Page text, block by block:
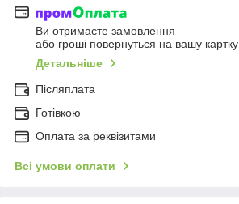
Ви отримаєте замовлення
або гроші повернуться на вашу картку
Детальніше
Післяплата
Готівкою
Оплата за реквізитами
Всі умови оплати